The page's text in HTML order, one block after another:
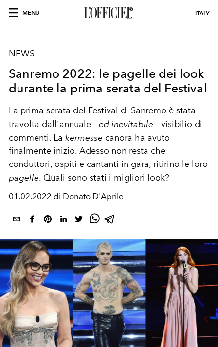
MENU ITALY
NEWS
Sanremo 2022: le pagelle dei look
durante la prima serata del Festival
La prima serata del Festival di Sanremo è stata
travolta dall'annuale - ed inevitabile - visibilio di
commenti. La kermesse canora ha avuto
finalmente inizio. Adesso non resta che
conduttori, ospiti e cantanti in gara, ritirino le loro
pagelle. Quali sono stati i migliori look?
01.02.2022 di Donato D'Aprile